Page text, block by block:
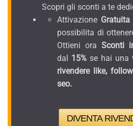
Scopri gli sconti a te
Attivazione Gratuita
possibilita di
Ottieni ora Sconti
dal 15% se hai una
rivendere like,
seo.
DIVENTA